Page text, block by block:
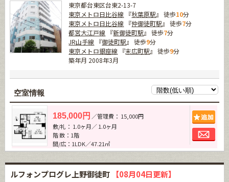
東京都台東区台東2-13-7
東京メトロ日比谷線 『秋葉原駅』 徒歩10分
東京メトロ日比谷線 『仲御徒町駅』 徒歩7分
都営大江戸線 『新御徒町駅』 徒歩7分
JR山手線 『御徒町駅』 徒歩9分
東京メトロ銀座線 『末広町駅』 徒歩9分
築年月 2008年3月
空室情報
185,000円 ／管理費： 15,000円
敷/礼： 1.0ヶ月／ 1.0ヶ月
階 数：1階
間/広：1LDK／47.21㎡
ルフォンプログレ上野御徒町 【08月04日更新】